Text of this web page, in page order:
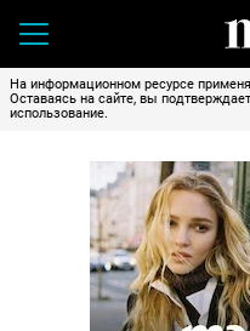
На информационном ресурсе
Оставаясь на сайте, вы
использование.